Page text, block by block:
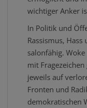
wichtiger Anker
In Politik und
Rassismus,
salonfähig.
mit
jeweils auf
Fronten und
demokratischen